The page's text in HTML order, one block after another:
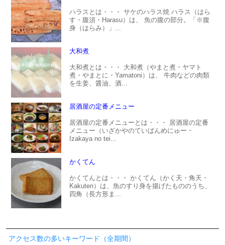
ハラスとは・・・ サケのハラス焼 ハラス（はら
す・腹須・Harasu）は、 魚の腹の部分。「※腹
身（はらみ）」...
大和煮
大和煮とは・・・ 大和煮（やまと煮・ヤマト
煮・やまとに・Yamatoni）は、 牛肉などの肉類
を生姜、醤油、酒...
居酒屋の定番メニュー
居酒屋の定番メニューとは・・・ 居酒屋の定番
メニュー（いざかやのていばんめにゅー・
Izakaya no tei...
かくてん
かくてんとは・・・ かくてん（かく天・角天・
Kakuten）は、魚のすり身を揚げたもののうち、
四角（長方形ま...
アクセス数の多いキーワード（全期間）